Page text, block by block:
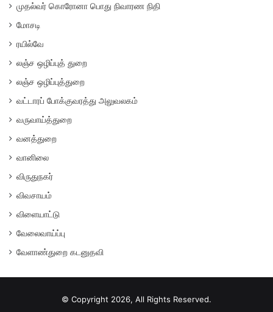
முதல்வர் கொரோனா பொது நிவாரண நிதி
மோசடி
ரயில்வே
லஞ்ச ஒழிப்புத் துறை
லஞ்ச ஒழிப்புத்துறை
வட்டாரப் போக்குவரத்து அலுவலகம்
வருவாய்த்துறை
வனத்துறை
வானிலை
விருதுநகர்
விவசாயம்
விளையாட்டு
வேலைவாய்ப்பு
வேளாண்துறை கடனுதவி
© Copyright 2026, All Rights Reserved.